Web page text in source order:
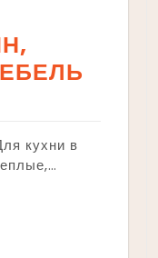
кухни в